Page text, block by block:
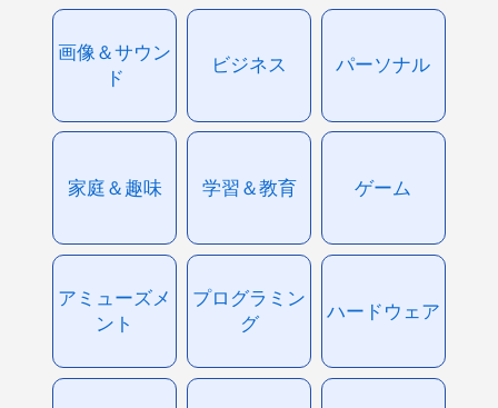
画像＆サウン
ド
ビジネス パーソナル
家庭＆趣味 学習＆教育 ゲーム
アミューズメ
ント
プログラミン
グ
ハードウェア